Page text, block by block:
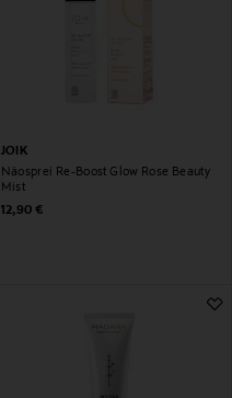
JOIK
Näosprei Re-Boost Glow Rose Beauty
Mist
Original Price
12,90 €